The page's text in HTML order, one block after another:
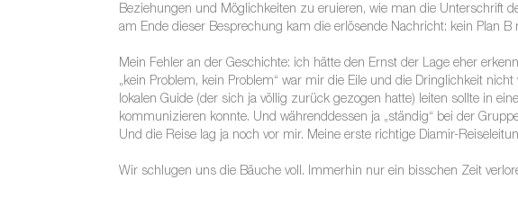
Beziehungen und Möglichkeiten zu eruieren, wie man die Unterschrift
am Ende dieser Besprechung kam die erlösende Nachricht: kein Plan
Mein Fehler an der Geschichte: ich hätte den Ernst der Lage eher
„kein Problem, kein Problem“ war mir die Eile und die Dringlichkeit
lokalen Guide (der sich ja völlig zurück gezogen hatte) leiten sollte in
kommunizieren konnte. Und währenddessen ja „ständig“ bei der
Und die Reise lag ja noch vor mir. Meine erste richtige Diamir-
Wir schlugen uns die Bäuche voll. Immerhin nur ein bisschen Zeit